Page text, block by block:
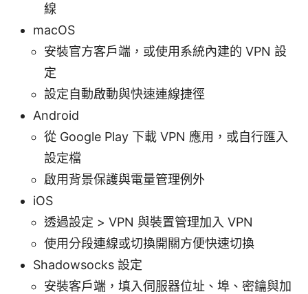
線
macOS
安裝官方客戶端，或使用系統內建的 VPN 設
定
設定自動啟動與快速連線捷徑
Android
從 Google Play 下載 VPN 應用，或自行匯入
設定檔
啟用背景保護與電量管理例外
iOS
透過設定 > VPN 與裝置管理加入 VPN
使用分段連線或切換開關方便快速切換
Shadowsocks 設定
安裝客戶端，填入伺服器位址、埠、密鑰與加